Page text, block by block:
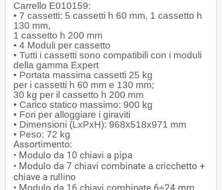
Carrello E010159:
• 7 cassetti: 5 cassetti h 60 mm, 1 cassetto h
130 mm,
1 cassetto h 200 mm
• 4 Moduli per cassetto
• Tutti i cassetti sono compatibili con i moduli
della gamma Expert
• Portata massima cassetti 25 kg
per i cassetti h 60 mm e 130 mm;
30 kg per il cassetto h 200 mm
• Carico statico massimo: 900 kg
• Fori per alloggiare i giraviti
• Dimensioni (LxPxH): 968x518x971 mm
• Peso: 72 kg
Assortimento:
• Modulo da 10 chiavi a pipa
• Modulo da 7 chiavi combinate a cricchetto +
chiave a rullino